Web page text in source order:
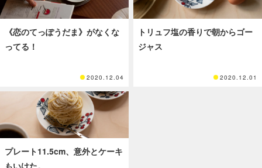
《恋のてっぽうだま》がなくな
ってる！
2020.12.04
トリュフ塩の香りで朝からゴー
ジャス
2020.12.01
プレート11.5cm、意外とケーキ